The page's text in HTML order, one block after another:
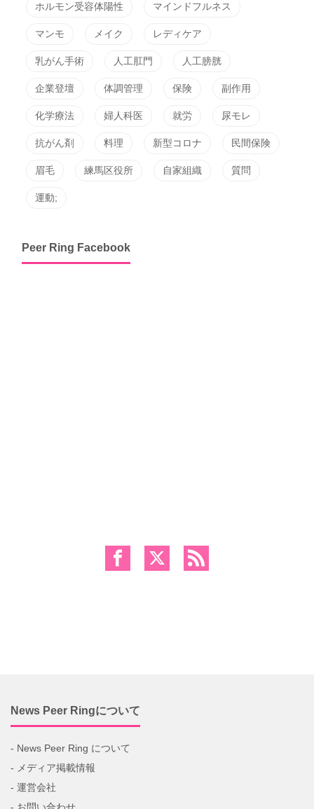
ホルモン受容体陽性 マインドフルネス
マンモ メイク レディケア
乳がん手術 人工肛門 人工膀胱
企業登壇 体調管理 保険 副作用
化学療法 婦人科医 就労 尿モレ
抗がん剤 料理 新型コロナ 民間保険
眉毛 練馬区役所 自家組織 質問
運動;
Peer Ring Facebook
News Peer Ringについて
- News Peer Ring について
- メディア掲載情報
- 運営会社